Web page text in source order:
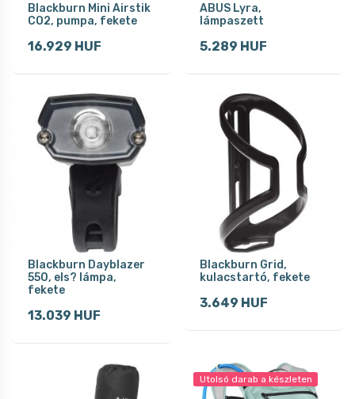
Blackburn Mini Airstik
CO2, pumpa, fekete
16.929 HUF
ABUS Lyra,
lámpaszett
5.289 HUF
Blackburn Dayblazer
550, els? lámpa,
fekete
13.039 HUF
Blackburn Grid,
kulacstartó, fekete
3.649 HUF
Utolsó darab a készleten